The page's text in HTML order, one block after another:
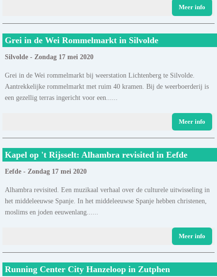
Meer info
Grei in de Wei Rommelmarkt in Silvolde
Silvolde - Zondag 17 mei 2020
Grei in de Wei rommelmarkt bij weerstation Lichtenberg te Silvolde.
Aantrekkelijke rommelmarkt met ruim 40 kramen. Bij de weerboerderij is
een gezellig terras ingericht voor een......
Meer info
Kapel op 't Rijsselt: Alhambra revisited in Eefde
Eefde - Zondag 17 mei 2020
Alhambra revisited. Een muzikaal verhaal over de culturele uitwisseling in
het middeleeuwse Spanje. In het middeleeuwse Spanje hebben christenen,
moslims en joden eeuwenlang......
Meer info
Running Center City Hanzeloop in Zutphen